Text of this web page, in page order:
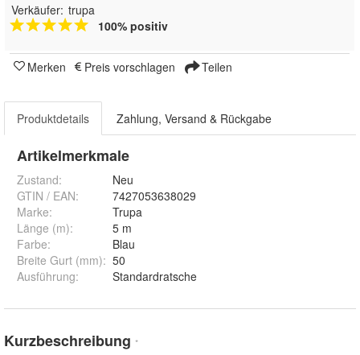
Verkäufer: trupa
100% positiv
Merken Preis vorschlagen Teilen
Produktdetails Zahlung, Versand & Rückgabe
Artikelmerkmale
Zustand:
Neu
GTIN / EAN:
7427053638029
Marke:
Trupa
Länge (m):
5 m
Farbe:
Blau
Breite Gurt (mm): 50
Ausführung: Standardratsche
Kurzbeschreibung *